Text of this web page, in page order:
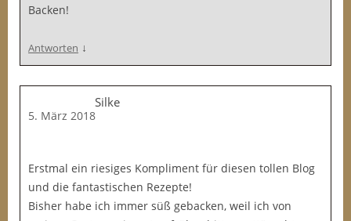
Backen!
Antworten ↓
Silke
5. März 2018
Erstmal ein riesiges Kompliment für diesen tollen Blog
und die fantastischen Rezepte!
Bisher habe ich immer süß gebacken, weil ich von